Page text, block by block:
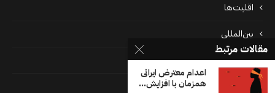
اقلیت‌ها
بین‌المللی
پرونده‌ها
جامعه
مقالات مرتبط
اعدام معترض ایرانی
همزمان با افزایش...